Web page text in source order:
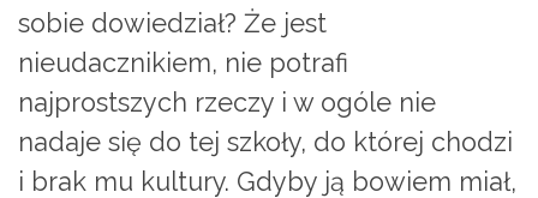
sobie dowiedział? Że jest
nieudacznikiem, nie potrafi
najprostszych rzeczy i w ogóle nie
nadaje się do tej szkoły, do której chodzi
i brak mu kultury. Gdyby ją bowiem miał,